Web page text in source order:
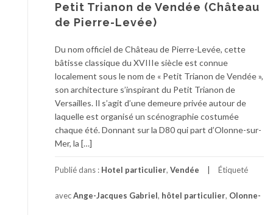
Petit Trianon de Vendée (Château
de Pierre-Levée)
Du nom officiel de Château de Pierre-Levée, cette
bâtisse classique du XVIIIe siècle est connue
localement sous le nom de « Petit Trianon de Vendée »,
son architecture s’inspirant du Petit Trianon de
Versailles. Il s’agit d’une demeure privée autour de
laquelle est organisé un scénographie costumée
chaque été. Donnant sur la D80 qui part d’Olonne-sur-
Mer, la […]
Publié dans : Hotel particulier, Vendée Étiqueté
avecAnge-Jacques Gabriel, hôtel particulier, Olonne-